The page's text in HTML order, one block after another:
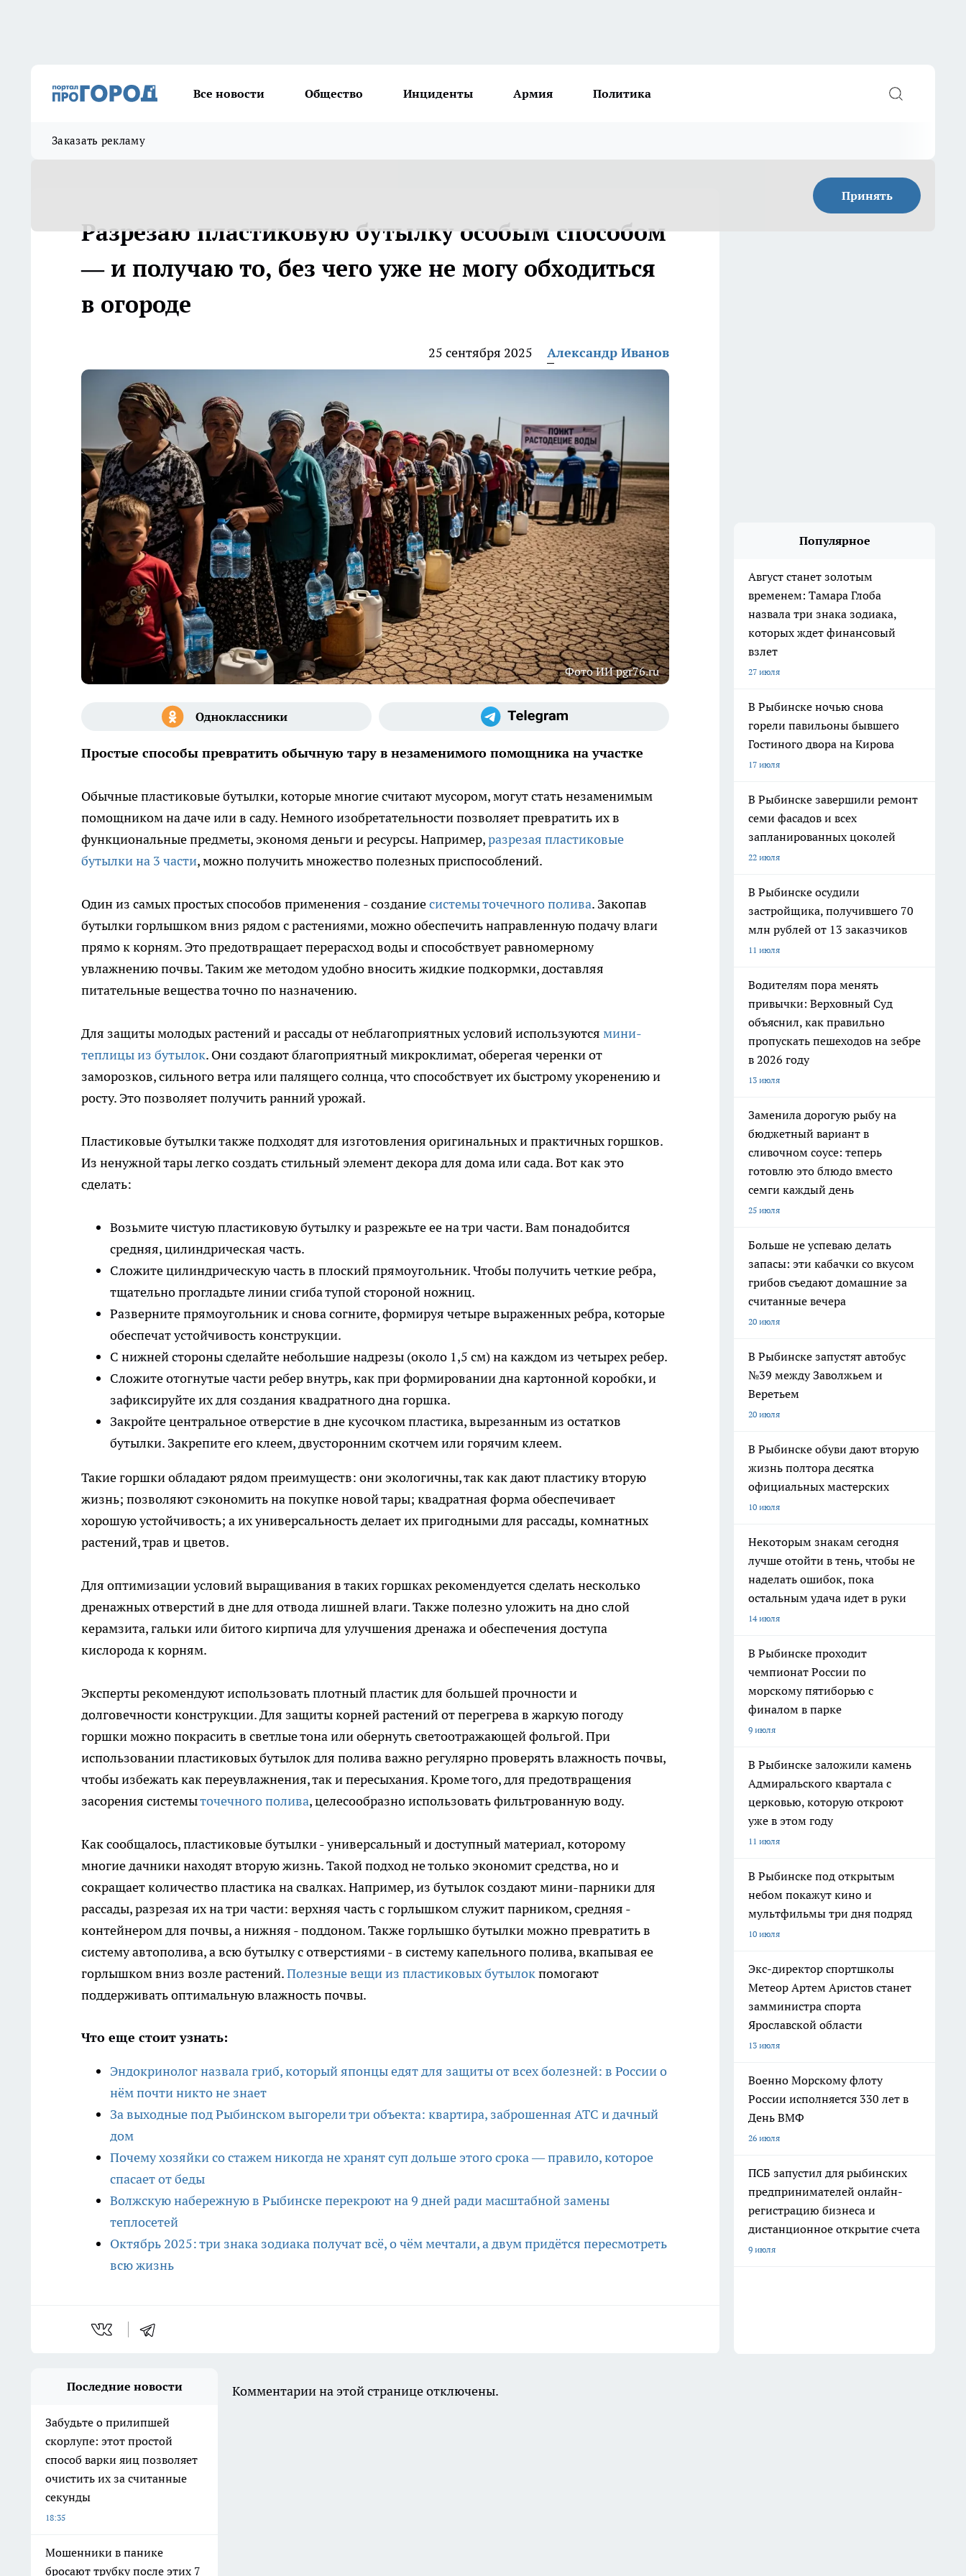
Все новости Общество Инциденты Армия Политика
Заказать рекламу
Принять
Разрезаю пластиковую бутылку особым способом
— и получаю то, без чего уже не могу обходиться
в огороде
25 сентября 2025 Александр Иванов
Фото ИИ pgr76.ru
Простые способы превратить обычную тару в незаменимого помощника на участке
Обычные пластиковые бутылки, которые многие считают мусором, могут стать незаменимым
помощником на даче или в саду. Немного изобретательности позволяет превратить их в
функциональные предметы, экономя деньги и ресурсы. Например,разрезая пластиковые
бутылки на 3 части, можно получить множество полезных приспособлений.
Один из самых простых способов применения - созданиесистемы точечного полива. Закопав
бутылки горлышком вниз рядом с растениями, можно обеспечить направленную подачу влаги
прямо к корням. Это предотвращает перерасход воды и способствует равномерному
увлажнению почвы. Таким же методом удобно вносить жидкие подкормки, доставляя
питательные вещества точно по назначению.
Для защиты молодых растений и рассады от неблагоприятных условий используются мини-
теплицы из бутылок. Они создают благоприятный микроклимат, оберегая черенки от
заморозков, сильного ветра или палящего солнца, что способствует их быстрому укоренению и
росту. Это позволяет получить ранний урожай.
Пластиковые бутылки также подходят для изготовления оригинальных и практичных горшков.
Из ненужной тары легко создать стильный элемент декора для дома или сада. Вот как это
сделать:
Возьмите чистую пластиковую бутылку и разрежьте ее на три части. Вам понадобится
средняя, цилиндрическая часть.
Сложите цилиндрическую часть в плоский прямоугольник. Чтобы получить четкие ребра,
тщательно прогладьте линии сгиба тупой стороной ножниц.
Разверните прямоугольник и снова согните, формируя четыре выраженных ребра, которые
обеспечат устойчивость конструкции.
С нижней стороны сделайте небольшие надрезы (около 1,5 см) на каждом из четырех ребер.
Сложите отогнутые части ребер внутрь, как при формировании дна картонной коробки, и
зафиксируйте их для создания квадратного дна горшка.
Закройте центральное отверстие в дне кусочком пластика, вырезанным из остатков
бутылки. Закрепите его клеем, двусторонним скотчем или горячим клеем.
Такие горшки обладают рядом преимуществ: они экологичны, так как дают пластику вторую
жизнь; позволяют сэкономить на покупке новой тары; квадратная форма обеспечивает
хорошую устойчивость; а их универсальность делает их пригодными для рассады, комнатных
растений, трав и цветов.
Для оптимизации условий выращивания в таких горшках рекомендуется сделать несколько
дренажных отверстий в дне для отвода лишней влаги. Также полезно уложить на дно слой
керамзита, гальки или битого кирпича для улучшения дренажа и обеспечения доступа
кислорода к корням.
Эксперты рекомендуют использовать плотный пластик для большей прочности и
долговечности конструкции. Для защиты корней растений от перегрева в жаркую погоду
горшки можно покрасить в светлые тона или обернуть светоотражающей фольгой. При
использовании пластиковых бутылок для полива важно регулярно проверять влажность почвы,
чтобы избежать как переувлажнения, так и пересыхания. Кроме того, для предотвращения
засорения системыточечного полива, целесообразно использовать фильтрованную воду.
Как сообщалось, пластиковые бутылки - универсальный и доступный материал, которому
многие дачники находят вторую жизнь. Такой подход не только экономит средства, но и
сокращает количество пластика на свалках. Например, из бутылок создают мини-парники для
рассады, разрезая их на три части: верхняя часть с горлышком служит парником, средняя -
контейнером для почвы, а нижняя - поддоном. Также горлышко бутылки можно превратить в
систему автополива, а всю бутылку с отверстиями - в систему капельного полива, вкапывая ее
горлышком вниз возле растений.Полезные вещи из пластиковых бутылокпомогают
поддерживать оптимальную влажность почвы.
Что еще стоит узнать:
Эндокринолог назвала гриб, который японцы едят для защиты от всех болезней: в России о
нём почти никто не знает
За выходные под Рыбинском выгорели три объекта: квартира, заброшенная АТС и дачный
дом
Почему хозяйки со стажем никогда не хранят суп дольше этого срока — правило, которое
спасает от беды
Волжскую набережную в Рыбинске перекроют на 9 дней ради масштабной замены
теплосетей
Октябрь 2025: три знака зодиака получат всё, о чём мечтали, а двум придётся пересмотреть
всю жизнь
Популярное
Август станет золотым
временем: Тамара Глоба
назвала три знака зодиака,
которых ждет финансовый
взлет
27 июля
В Рыбинске ночью снова
горели павильоны бывшего
Гостиного двора на Кирова
17 июля
В Рыбинске завершили ремонт
семи фасадов и всех
запланированных цоколей
22 июля
В Рыбинске осудили
застройщика, получившего 70
млн рублей от 13 заказчиков
11 июля
Водителям пора менять
привычки: Верховный Суд
объяснил, как правильно
пропускать пешеходов на зебре
в 2026 году
13 июля
Заменила дорогую рыбу на
бюджетный вариант в
сливочном соусе: теперь
готовлю это блюдо вместо
семги каждый день
25 июля
Больше не успеваю делать
запасы: эти кабачки со вкусом
грибов съедают домашние за
считанные вечера
20 июля
В Рыбинске запустят автобус
№39 между Заволжьем и
Веретьем
20 июля
В Рыбинске обуви дают вторую
жизнь полтора десятка
официальных мастерских
10 июля
Некоторым знакам сегодня
лучше отойти в тень, чтобы не
наделать ошибок, пока
остальным удача идет в руки
14 июля
В Рыбинске проходит
чемпионат России по
морскому пятиборью с
финалом в парке
9 июля
В Рыбинске заложили камень
Адмиральского квартала с
церковью, которую откроют
уже в этом году
11 июля
В Рыбинске под открытым
небом покажут кино и
мультфильмы три дня подряд
10 июля
Экс-директор спортшколы
Метеор Артем Аристов станет
замминистра спорта
Ярославской области
13 июля
Военно Морскому флоту
России исполняется 330 лет в
День ВМФ
26 июля
ПСБ запустил для рыбинских
предпринимателей онлайн-
регистрацию бизнеса и
дистанционное открытие счета
9 июля
Последние новости
Забудьте о прилипшей
скорлупе: этот простой
способ варки яиц позволяет
очистить их за считанные
секунды
18:35
Мошенники в панике
бросают трубку после этих 7
Комментарии на этой странице отключены.